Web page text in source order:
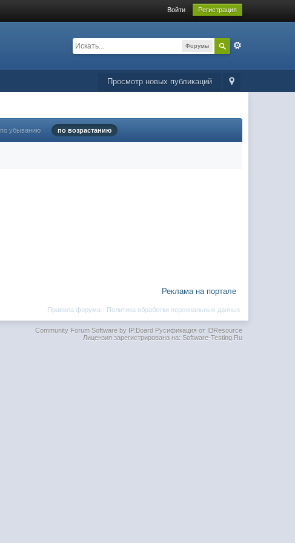
Войти Регистрация
Форумы
Просмотр новых публикаций
по убыванию по возрастанию
Реклама на портале
Политика обработки персональных данных
Правила форума ·
Community Forum Software by IP.BoardРусификация от IBResource
Лицензия зарегистрирована на: Software-Testing.Ru